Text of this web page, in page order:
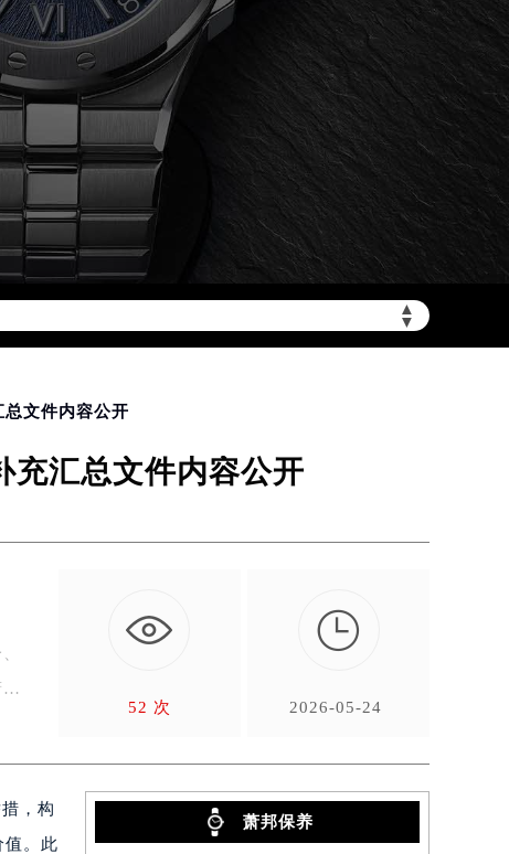
▲
▼
加拨“+86”）
文件内容公开
充汇总文件内容公开
52 次

2026-05-24
，构
值。此
萧邦保养